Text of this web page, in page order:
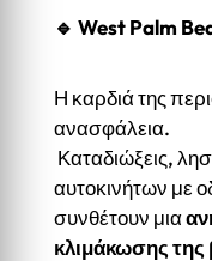
🔹 West Palm
Η καρδιά της
ανασφάλεια.
Καταδιώξεις,
αυτοκινήτων με
συνθέτουν μια
κλιμάκωσης της